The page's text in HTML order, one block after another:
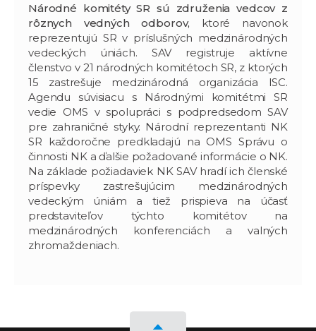
Národné komitéty SR sú združenia vedcov z
rôznych vedných odborov, ktoré navonok
reprezentujú SR v príslušných medzinárodných
vedeckých úniách. SAV registruje aktívne
členstvo v 21 národných komitétoch SR, z ktorých
15 zastrešuje medzinárodná organizácia ISC.
Agendu súvisiacu s Národnými komitétmi SR
vedie OMS v spolupráci s podpredsedom SAV
pre zahraničné styky. Národní reprezentanti NK
SR každoročne predkladajú na OMS Správu o
činnosti NK a ďalšie požadované informácie o NK.
Na základe požiadaviek NK SAV hradí ich členské
príspevky zastrešujúcim medzinárodných
vedeckým úniám a tiež prispieva na účasť
predstaviteľov týchto komitétov na
medzinárodných konferenciách a valných
zhromaždeniach.